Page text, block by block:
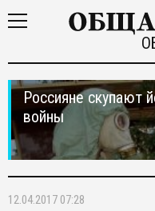
Россияне скупают
войны
12.04.2017 07:28